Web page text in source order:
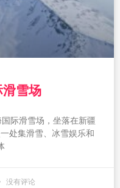
雪场
际滑雪场，坐落在新疆
处集滑雪、冰雪娱乐和
没有评论